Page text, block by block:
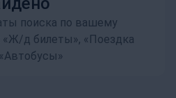
поиска по вашему
«Ж/д билеты», «Поездка